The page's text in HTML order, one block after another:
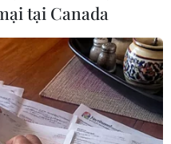
(TTXVN/Vietnam+)
tại Canada